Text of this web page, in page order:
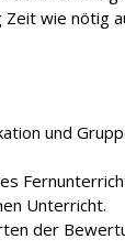
wie nötig
und
Unterricht.
der